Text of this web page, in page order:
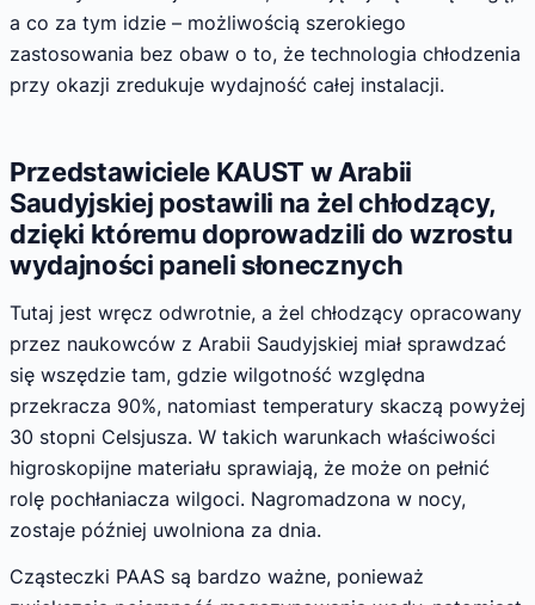
a co za tym idzie – możliwością szerokiego
zastosowania bez obaw o to, że technologia chłodzenia
przy okazji zredukuje wydajność całej instalacji.
Przedstawiciele KAUST w Arabii
Saudyjskiej postawili na żel chłodzący,
dzięki któremu doprowadzili do wzrostu
wydajności paneli słonecznych
Tutaj jest wręcz odwrotnie, a żel chłodzący opracowany
przez naukowców z Arabii Saudyjskiej miał sprawdzać
się wszędzie tam, gdzie wilgotność względna
przekracza 90%, natomiast temperatury skaczą powyżej
30 stopni Celsjusza. W takich warunkach właściwości
higroskopijne materiału sprawiają, że może on pełnić
rolę pochłaniacza wilgoci. Nagromadzona w nocy,
zostaje później uwolniona za dnia.
Cząsteczki PAAS są bardzo ważne, ponieważ